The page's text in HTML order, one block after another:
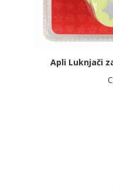
Apli Luknjači